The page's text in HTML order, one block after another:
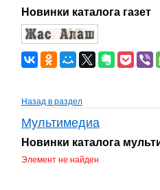
Новинки каталога газет
Назад в раздел
Мультимедиа
Новинки каталога
Элемент не найден